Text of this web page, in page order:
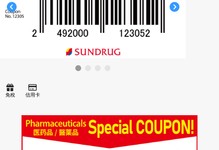
免稅 信用卡
指南
搜尋
(全部 599)